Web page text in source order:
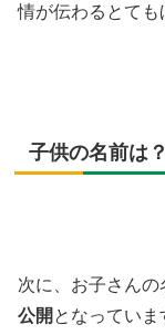
情が伝わるとても
子供の名前は？
次に、お子さん
公開 となってい